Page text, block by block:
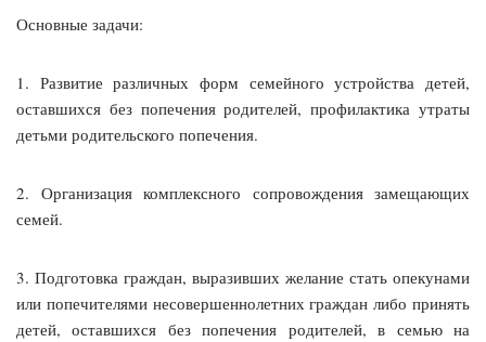
Основные задачи:
1. Развитие различных форм семейного устройства детей,
оставшихся без попечения родителей, профилактика утраты
детьми родительского попечения.
2. Организация комплексного сопровождения замещающих
семей.
3. Подготовка граждан, выразивших желание стать опекунами
или попечителями несовершеннолетних граждан либо принять
детей, оставшихся без попечения родителей, в семью на